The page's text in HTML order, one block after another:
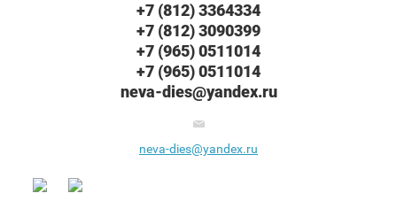
+7 (812) 3364334
+7 (812) 3090399
+7 (965) 0511014
+7 (965) 0511014
neva-dies@yandex.ru
neva-dies@yandex.ru